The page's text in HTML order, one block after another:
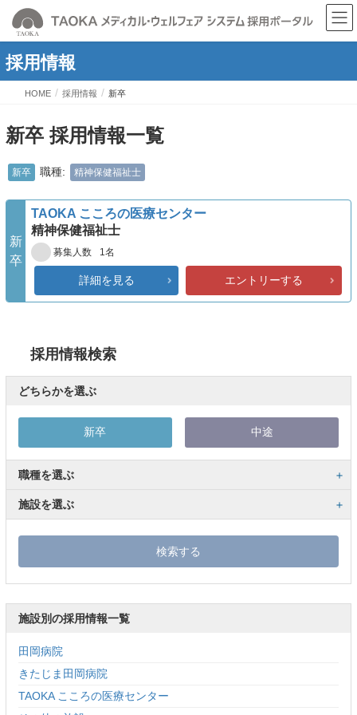
採用情報
HOME 採用情報 新卒
新卒 採用情報一覧
新卒 職種: 精神保健福祉士
新
卒
TAOKA こころの医療センター
精神保健福祉士
募集人数 1名
詳細を見る エントリーする
採用情報検索
どちらかを選ぶ
新卒 中途
職種を選ぶ
施設を選ぶ
施設別の採用情報一覧
田岡病院
きたじま田岡病院
TAOKA こころの医療センター